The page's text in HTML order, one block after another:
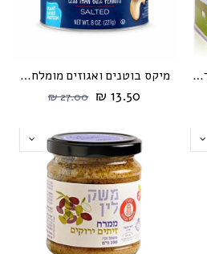
מזון מלכות בדבש טהור מפרחי בר מיקס בוטנים ואגוזים מומלחים 225 גרם
13.50 ₪
27.00 ₪